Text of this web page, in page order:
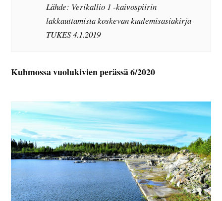
Lähde: Verikallio 1 -kaivospiirin
lakkauttamista koskevan kuulemisasiakirja
TUKES 4.1.2019
Kuhmossa vuolukivien perässä 6/2020